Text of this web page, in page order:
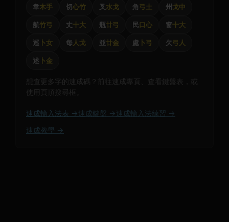
韋木手 切心竹 叉 水戈 角弓土 州 戈中
航竹弓 丈十大 瓶廿弓 民口心 窗十大
巡 卜女 每人戈 並廿金 處 卜弓 欠弓人
述 卜金
想查更多字的速成碼？前往速成專頁、查看鍵盤表，或
使用頁頂搜尋框。
速成輸入法表 → 速成鍵盤 → 速成輸入法練習 →
速成教學 →